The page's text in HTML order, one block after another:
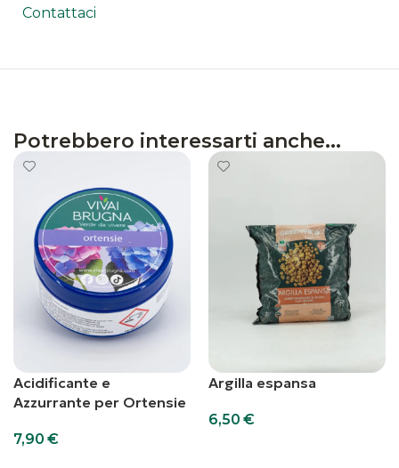
Contattaci
Potrebbero interessarti anche...
Acidificante e
Azzurrante per Ortensie
7,90 €
Argilla espansa
6,50 €